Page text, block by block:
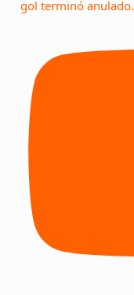
gol terminó anulado.